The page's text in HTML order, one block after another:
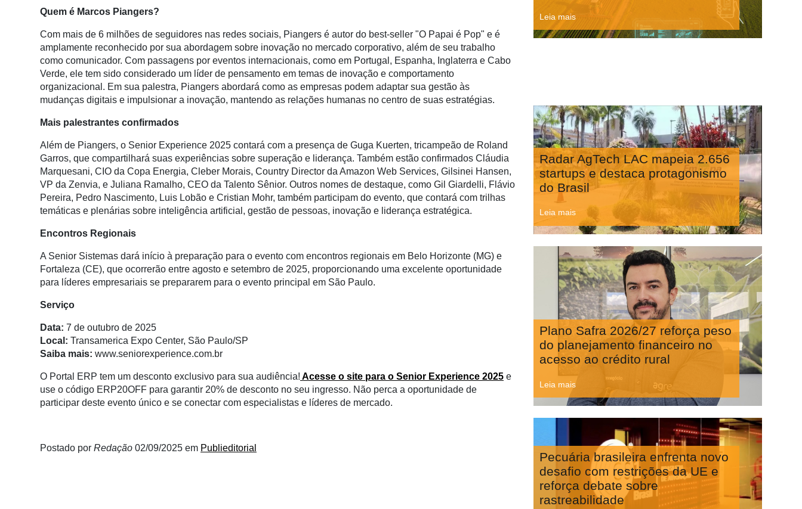
Robótica
Conectividade
Agricultura
Software
Empresarial
Tecnologia
Recursos
Netrin
Tecprime
Agro
Consulting
Quem é Marcos Piangers?
Com mais de 6 milhões de seguidores nas redes sociais, Piangers é autor do best-seller "O Papai é Pop" e é
amplamente reconhecido por sua abordagem sobre inovação no mercado corporativo, além de seu trabalho
como comunicador. Com passagens por eventos internacionais, como em Portugal, Espanha, Inglaterra e Cabo
Verde, ele tem sido considerado um líder de pensamento em temas de inovação e comportamento
organizacional. Em sua palestra, Piangers abordará como as empresas podem adaptar sua gestão às
mudanças digitais e impulsionar a inovação, mantendo as relações humanas no centro de suas estratégias.
Mais palestrantes confirmados
Além de Piangers, o Senior Experience 2025 contará com a presença de Guga Kuerten, tricampeão de Roland
Garros, que compartilhará suas experiências sobre superação e liderança. Também estão confirmados Cláudia
Marquesani, CIO da Copa Energia, Cleber Morais, Country Director da Amazon Web Services, Gilsinei Hansen,
VP da Zenvia, e Juliana Ramalho, CEO da Talento Sênior. Outros nomes de destaque, como Gil Giardelli, Flávio
Pereira, Pedro Nascimento, Luis Lobão e Cristian Mohr, também participam do evento, que contará com trilhas
temáticas e plenárias sobre inteligência artificial, gestão de pessoas, inovação e liderança estratégica.
Encontros Regionais
A Senior Sistemas dará início à preparação para o evento com encontros regionais em Belo Horizonte (MG) e
Fortaleza (CE), que ocorrerão entre agosto e setembro de 2025, proporcionando uma excelente oportunidade
para líderes empresariais se prepararem para o evento principal em São Paulo.
Serviço
Data: 7 de outubro de 2025
Local: Transamerica Expo Center, São Paulo/SP
Saiba mais: www.seniorexperience.com.br
O Portal ERP tem um desconto exclusivo para sua audiência! Acesse o site para o Senior Experience 2025 e
use o código ERP20OFF para garantir 20% de desconto no seu ingresso. Não perca a oportunidade de
participar deste evento único e se conectar com especialistas e líderes de mercado.
Postado por Redação 02/09/2025 em Publieditorial
Leia mais
Radar AgTech LAC mapeia 2.656
startups e destaca protagonismo
do Brasil
Leia mais
Plano Safra 2026/27 reforça peso
do planejamento financeiro no
acesso ao crédito rural
Leia mais
Pecuária brasileira enfrenta novo
desafio com restrições da UE e
reforça debate sobre
rastreabilidade